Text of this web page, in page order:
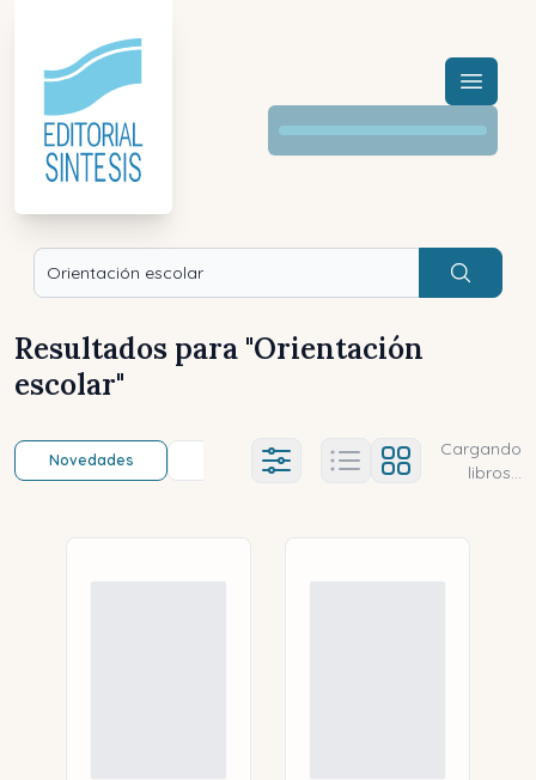
Menú
Buscar
Resultados para "Orientación
escolar"
Novedades Título (a-z) Título (z-a)
Ajustes abierto
Cargando
libros...